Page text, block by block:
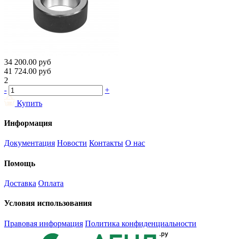
34 200.00 руб
41 724.00 руб
2
-
+
Купить
Информация
Документация Новости Контакты О нас
Помощь
Доставка Оплата
Условия использования
Правовая информация Политика конфиденциальности